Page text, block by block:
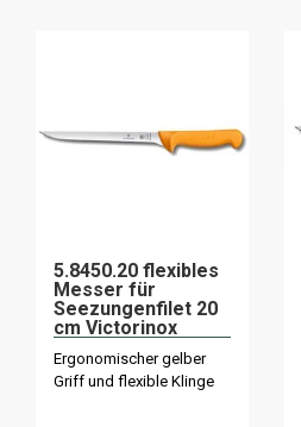
5.8450.20 flexibles
Messer für
Seezungenfilet 20
cm Victorinox
Ergonomischer gelber
Griff und flexible Klinge